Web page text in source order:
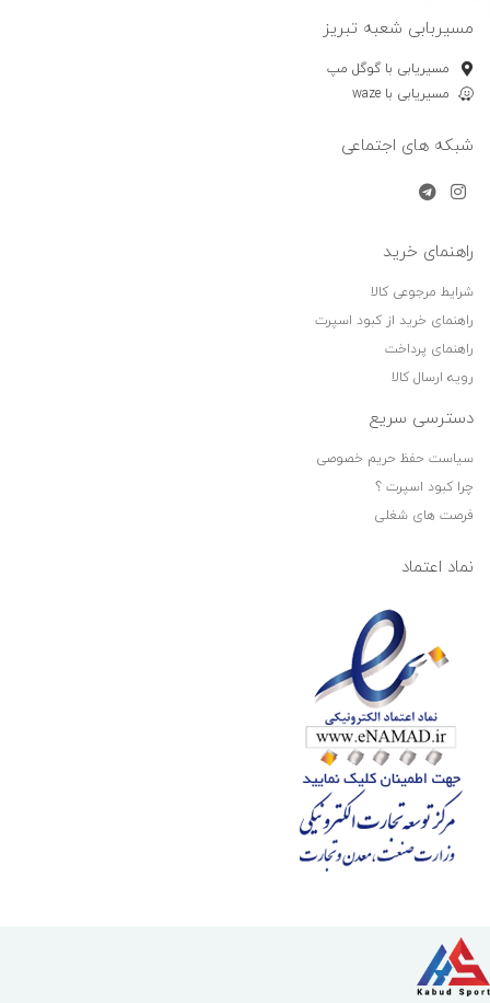
مسیربابی شعبه تبریز
مسیریابی با گوگل مپ
مسیریابی با waze
شبکه های اجتماعی
راهنمای خرید
شرایط مرجوعی کالا
راهنمای خرید از کبود اسپرت
راهنمای پرداخت
رویه ارسال کالا
دسترسی سریع
سیاست حفظ حریم خصوصی
چرا کبود اسپرت ؟
فرصت های شغلی
نماد اعتماد